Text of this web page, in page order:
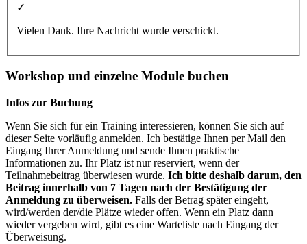
✓
Vielen Dank. Ihre Nachricht wurde verschickt.
Workshop und einzelne Module buchen
Infos zur Buchung
Wenn Sie sich für ein Training interessieren, können Sie sich auf
dieser Seite vorläufig anmelden. Ich bestätige Ihnen per Mail den
Eingang Ihrer Anmeldung und sende Ihnen praktische
Informationen zu. Ihr Platz ist nur reserviert, wenn der
Teilnahmebeitrag überwiesen wurde. Ich bitte deshalb darum, den
Beitrag innerhalb von 7 Tagen nach der Bestätigung der
Anmeldung zu überweisen. Falls der Betrag später eingeht,
wird/werden der/die Plätze wieder offen. Wenn ein Platz dann
wieder vergeben wird, gibt es eine Warteliste nach Eingang der
Überweisung.